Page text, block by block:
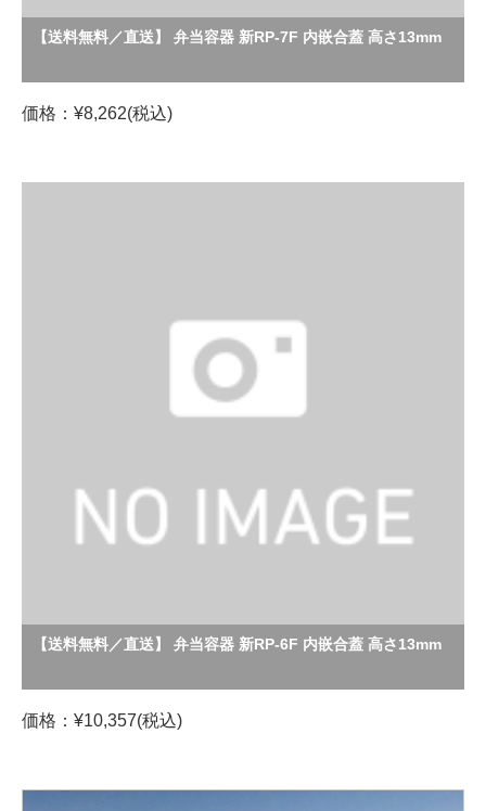
【送料無料／直送】 弁当容器 新RP-7F 内嵌合蓋 高さ13mm
価格：¥8,262(税込)
【送料無料／直送】 弁当容器 新RP-6F 内嵌合蓋 高さ13mm
価格：¥10,357(税込)